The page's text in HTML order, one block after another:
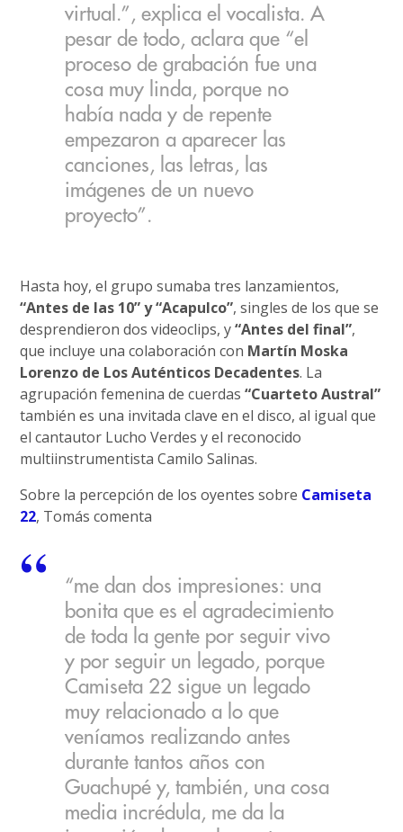
virtual.”, explica el vocalista. A
pesar de todo, aclara que “el
proceso de grabación fue una
cosa muy linda, porque no
había nada y de repente
empezaron a aparecer las
canciones, las letras, las
imágenes de un nuevo
proyecto”.
Hasta hoy, el grupo sumaba tres lanzamientos,
“Antes de las 10” y “Acapulco”, singles de los que se
desprendieron dos videoclips, y“Antes del final”,
que incluye una colaboración con Martín Moska
Lorenzo de Los Auténticos Decadentes. La
agrupación femenina de cuerdas“Cuarteto Austral”
también es una invitada clave en el disco, al igual que
el cantautor Lucho Verdes y el reconocido
multiinstrumentista Camilo Salinas.
Sobre la percepción de los oyentes sobre Camiseta
22, Tomás comenta
“me dan dos impresiones: una
bonita que es el agradecimiento
de toda la gente por seguir vivo
y por seguir un legado, porque
Camiseta 22 sigue un legado
muy relacionado a lo que
veníamos realizando antes
durante tantos años con
Guachupé y, también, una cosa
media incrédula, me da la